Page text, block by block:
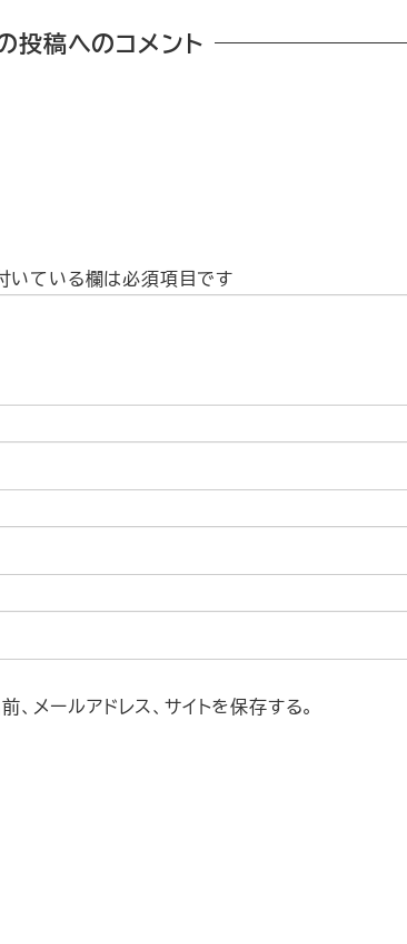
投稿へのコメント
いている欄は必須項目です
メールアドレス、サイトを保存する。